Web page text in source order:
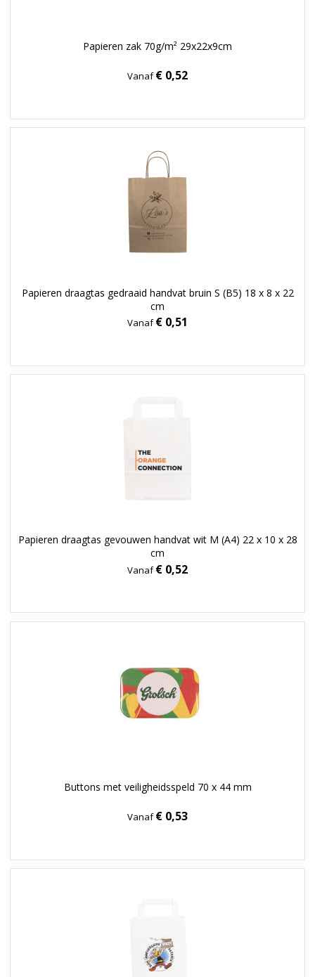
Papieren zak 70g/m² 29x22x9cm
Vanaf€ 0,52
Papieren draagtas gedraaid handvat bruin S (B5) 18 x 8 x 22
cm
Vanaf€ 0,51
Papieren draagtas gevouwen handvat wit M (A4) 22 x 10 x 28
cm
Vanaf€ 0,52
Buttons met veiligheidsspeld 70 x 44 mm
Vanaf€ 0,53